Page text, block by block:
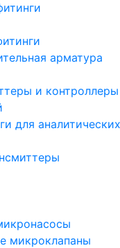
арматура
и контроллеры
для
микроклапаны